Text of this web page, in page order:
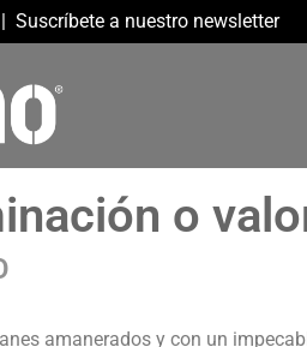
| Suscríbete a nuestro newsletter
o
amanerados y con un